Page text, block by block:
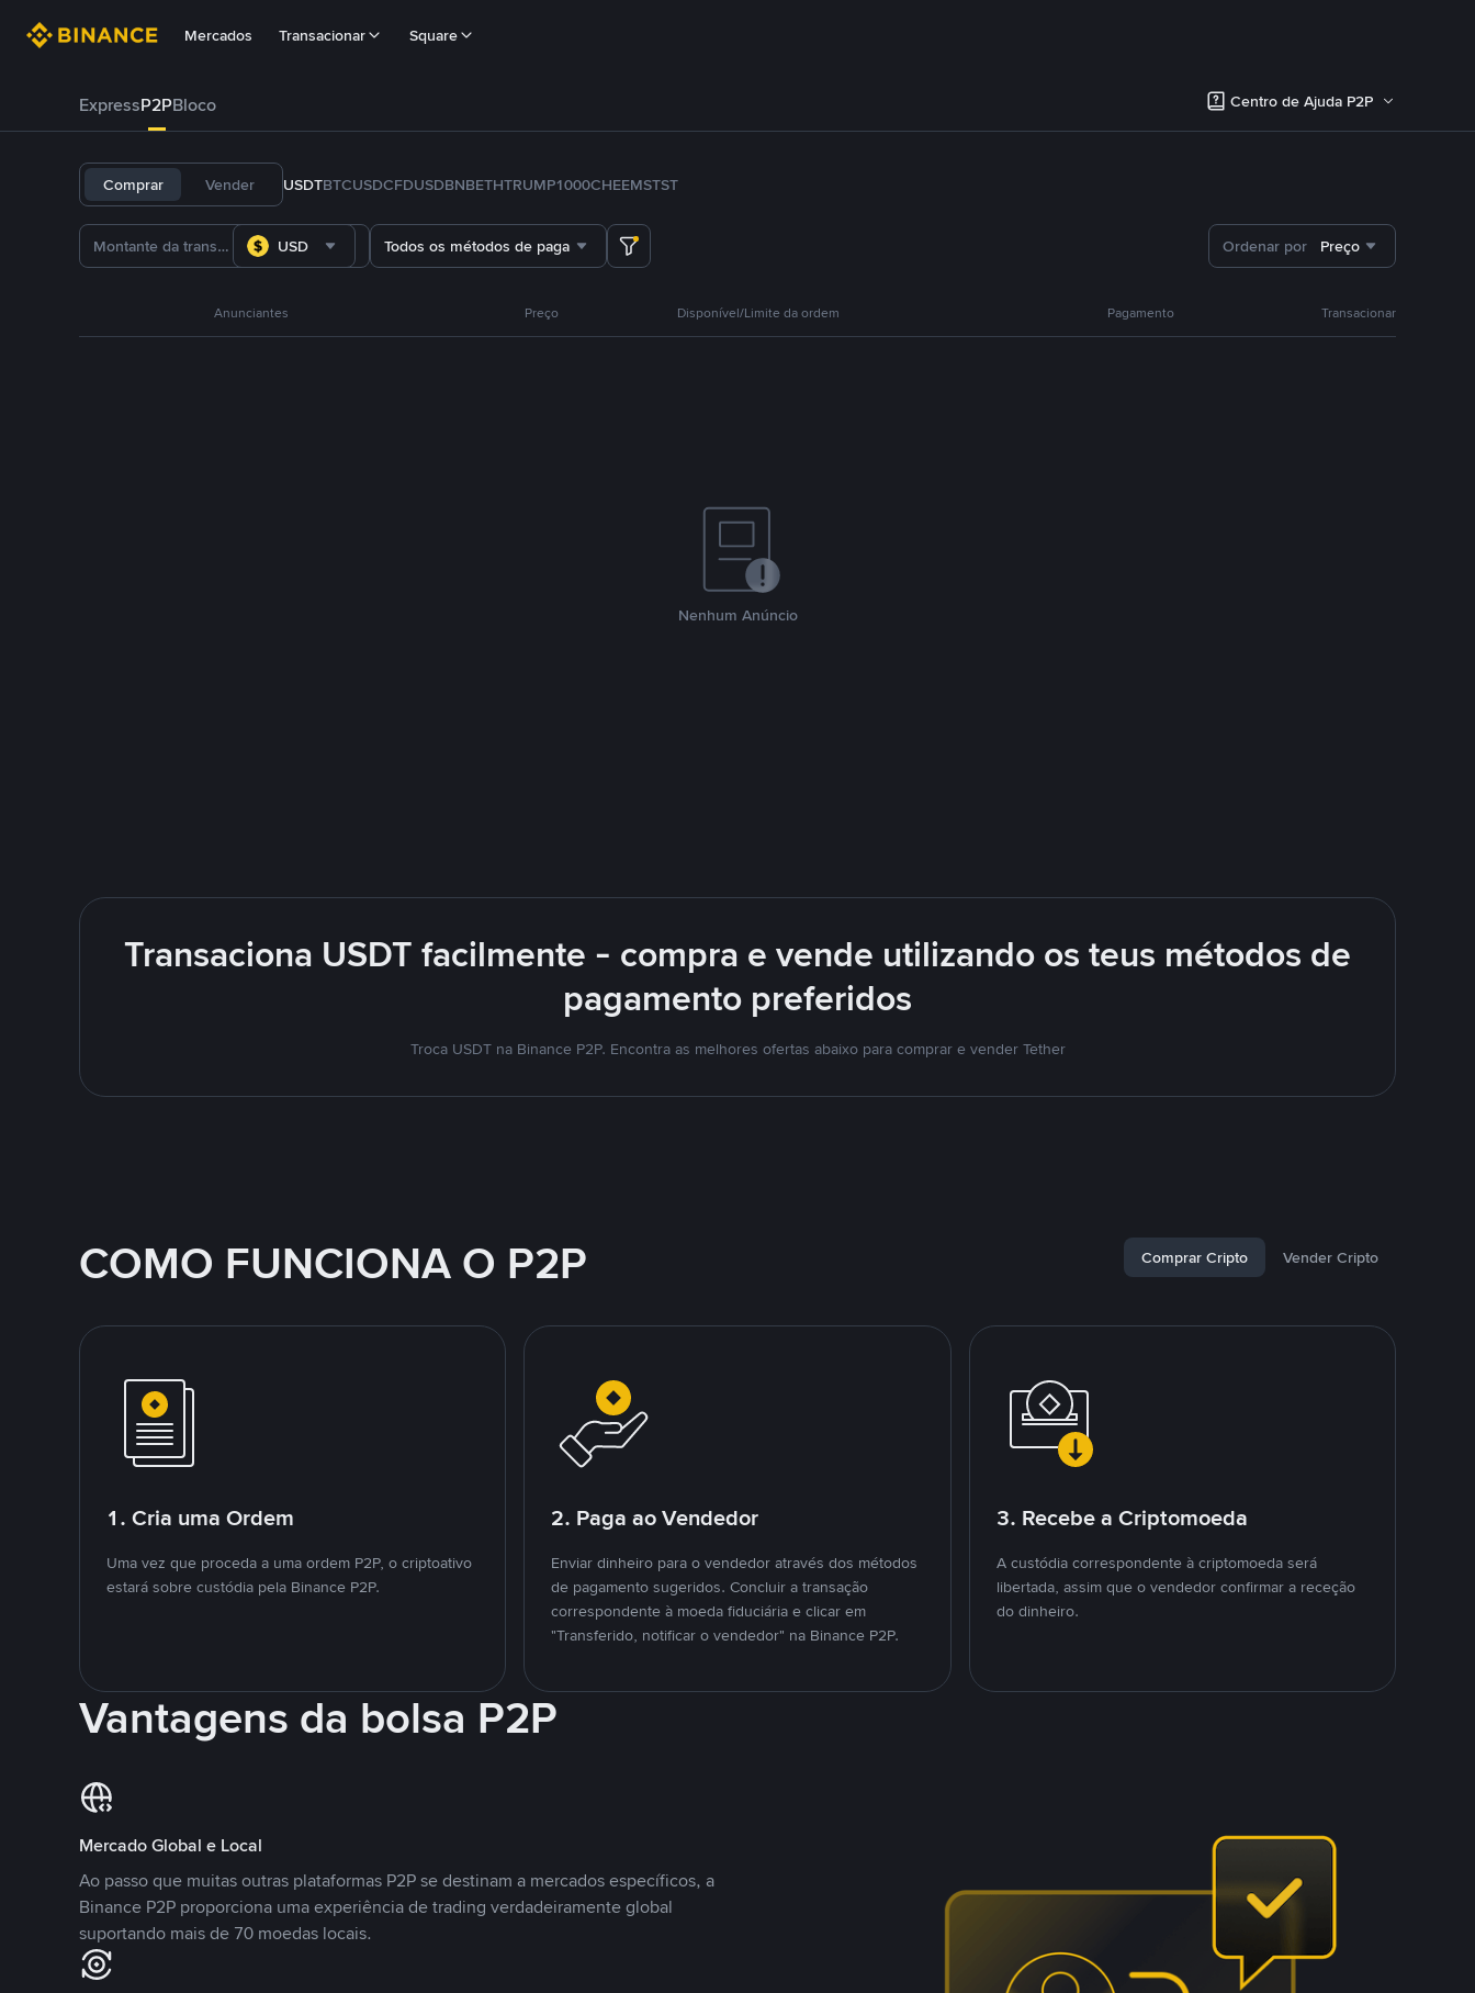
Mercados Transacionar Square
ExpressP2PBloco Centro de Ajuda P2P
Comprar Vender USDTBTCUSDCFDUSDBNBETHTRUMP1000CHEEMSTST
USD Todos os métodos de pagamento Ordenar por Preço
Anunciantes Preço Disponível/Limite da ordem Pagamento Transacionar
Nenhum Anúncio
Transaciona USDT facilmente - compra e vende utilizando os teus métodos de
pagamento preferidos
Troca USDT na Binance P2P. Encontra as melhores ofertas abaixo para comprar e vender Tether
COMO FUNCIONA O P2P Comprar Cripto Vender Cripto
1. Cria uma Ordem
Uma vez que proceda a uma ordem P2P, o criptoativo
estará sobre custódia pela Binance P2P.
2. Paga ao Vendedor
Enviar dinheiro para o vendedor através dos métodos
de pagamento sugeridos. Concluir a transação
correspondente à moeda fiduciária e clicar em
"Transferido, notificar o vendedor" na Binance P2P.
3. Recebe a Criptomoeda
A custódia correspondente à criptomoeda será
libertada, assim que o vendedor confirmar a receção
do dinheiro.
Vantagens da bolsa P2P
Mercado Global e Local
Ao passo que muitas outras plataformas P2P se destinam a mercados específicos, a
Binance P2P proporciona uma experiência de trading verdadeiramente global
suportando mais de 70 moedas locais.